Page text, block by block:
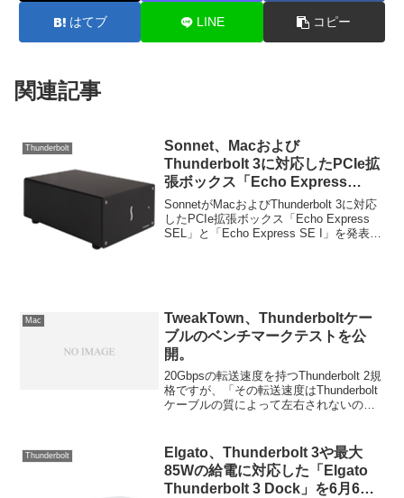
はてブ LINE コピー
関連記事
Thunderbolt
Sonnet、Macおよび
Thunderbolt 3に対応したPCIe拡
張ボックス「Echo Express
SEL」などを発表。
SonnetがMacおよびThunderbolt 3に対応
したPCIe拡張ボックス「Echo Express
SEL」と「Echo Express SE I」を発表す
Mac
TweakTown、Thunderboltケー
ブルのベンチマークテストを公
開。
20Gbpsの転送速度を持つThunderbolt 2規
格ですが、「その転送速度はThunderbolt
ケーブルの質によって左右されないの
ー）のThuderboltケーブルを使用したベン
チマークテストを公開しています。詳細
は以下から。
Thunderbolt
Elgato、Thunderbolt 3や最大
85Wの給電に対応した「Elgato
Thunderbolt 3 Dock」を6月6日